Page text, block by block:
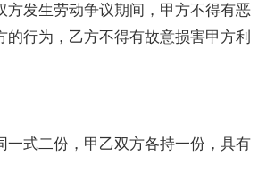
方发生劳动争议期间，甲方不得有恶
的行为，乙方不得有故意损害甲方利
一式二份，甲乙双方各持一份，具有